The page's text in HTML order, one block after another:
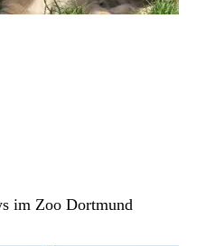
im Zoo Dortmund